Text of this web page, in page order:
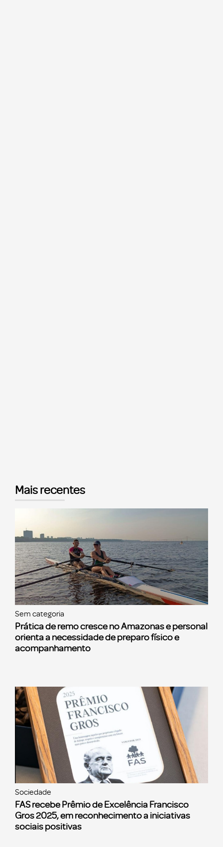
Mais recentes
Sem categoria
Prática de remo cresce no Amazonas e personal
orienta a necessidade de preparo físico e
acompanhamento
Sociedade
FAS recebe Prêmio de Excelência Francisco
Gros 2025, em reconhecimento a iniciativas
sociais positivas